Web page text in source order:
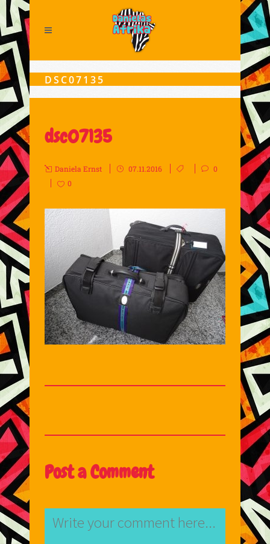
DSC07135
dsc07135
Daniela Ernst 07.11.2016
0
0
Post a Comment